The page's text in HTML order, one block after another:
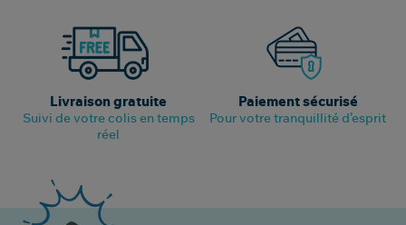
Livraison gratuite
Suivi de votre colis en temps
réel
Paiement sécurisé
Pour votre tranquillité d’esprit